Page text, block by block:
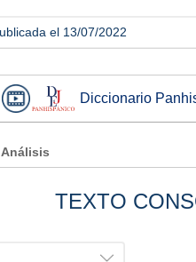
el 13/07/2022
Diccionario
Análisis
TEXTO